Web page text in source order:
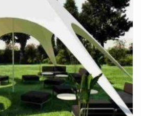
stronie
produktu